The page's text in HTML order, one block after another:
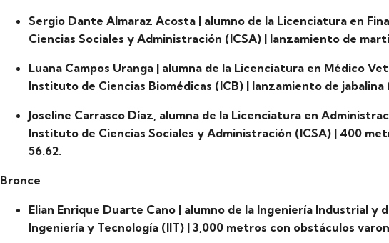
Sergio Dante Almaraz Acosta | alumno de la Licenciatura en
Ciencias Sociales y Administración (ICSA) | lanzamiento de
Luana Campos Uranga | alumna de la Licenciatura en Médico
Instituto de Ciencias Biomédicas (ICB) | lanzamiento de jabalina
Joseline Carrasco Díaz, alumna de la Licenciatura en
Instituto de Ciencias Sociales y Administración (ICSA) | 400
56.62.
Bronce
Elian Enrique Duarte Cano | alumno de la Ingeniería Industrial y
Ingeniería y Tecnología (IIT) | 3,000 metros con obstáculos